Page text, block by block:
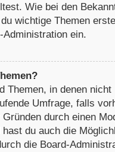
Wie bei den
wichtige Themen
Administration ein.
Themen, in denen
Umfrage, falls
durch einen
du auch die
die Board-